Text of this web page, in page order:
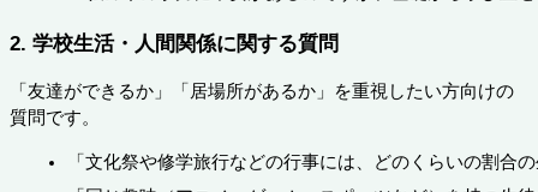
2. 学校生活・人間関係に関する質問
「友達ができるか」「居場所があるか」を重視したい方向けの
質問です。
「文化祭や修学旅行などの行事には、どのくらいの割合